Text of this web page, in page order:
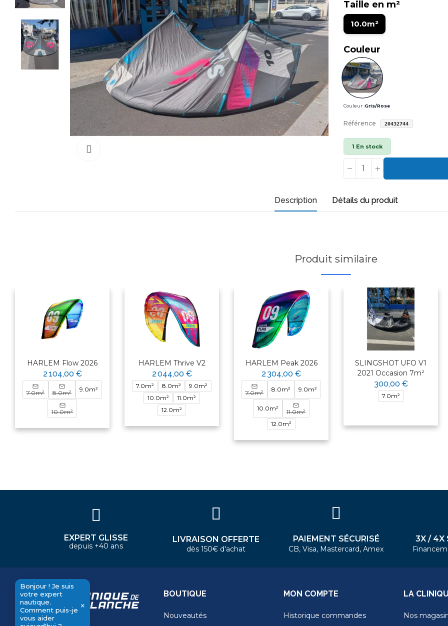
Taille en m²
10.0m²
Couleur
Couleur :Gris/Rose
Référence 20432744
1 En stock
Description Détails du produit
Produit similaire
HARLEM Flow 2026
2 104,00 €
7.0m² 8.0m² 9.0m²
10.0m²
HARLEM Thrive V2
2 044,00 €
7.0m² 8.0m²
9.0m²
10.0m²
11.0m²
12.0m²
HARLEM Peak 2026
2 304,00 €
7.0m² 8.0m² 9.0m²
10.0m²
11.0m²
12.0m²
SLINGSHOT UFO V1
2021 Occasion 7m²
300,00 €
7.0m²
×
Bonjour ! Je suis votre expert
send
Bonjour ! Je suis
votre expert
nautique.
Comment puis-je
vous aider
×
EXPERT GLISSE
depuis +40 ans
LIVRAISON OFFERTE
dès 150€ d'achat
PAIEMENT SÉCURISÉ
CB, Visa, Mastercard, Amex
3X / 4X
BOUTIQUE
Nouveautés
MON COMPTE
Historique commandes
LA
Nos